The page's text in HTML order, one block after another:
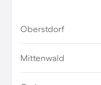
Oberstdorf
Mittenwald